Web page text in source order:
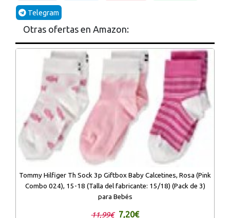
Telegram
Otras ofertas en Amazon:
Tommy Hilfiger Th Sock 3p Giftbox Baby Calcetines, Rosa (Pink
Combo 024), 15-18 (Talla del fabricante: 15/18) (Pack de 3)
para Bebés
11,99€ 7,20€